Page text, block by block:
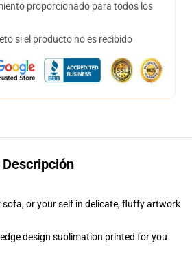
proporcionado para todos los
si el producto no es recibido
Descripción
or your self in delicate, fluffy artwork
design sublimation printed for you